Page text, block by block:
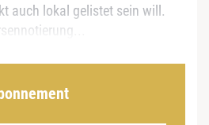
auch lokal gelistet sein will.